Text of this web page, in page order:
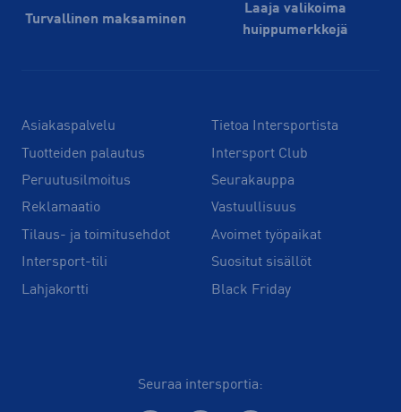
Turvallinen maksaminen
Laaja valikoima
huippu­merkkejä
Asiakaspalvelu
Tuotteiden palautus
Peruutusilmoitus
Reklamaatio
Tilaus- ja toimitusehdot
Intersport-tili
Lahjakortti
Tietoa Intersportista
Intersport Club
Seurakauppa
Vastuullisuus
Avoimet työpaikat
Suositut sisällöt
Black Friday
Seuraa intersportia: